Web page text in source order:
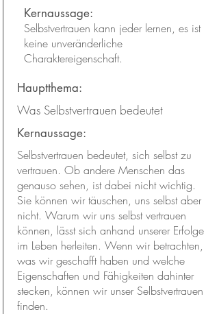
Kernaussage:
Selbstvertrauen kann jeder lernen, es ist
keine unveränderliche
Charaktereigenschaft.
Hauptthema:
Was Selbstvertrauen bedeutet
Kernaussage:
Selbstvertrauen bedeutet, sich selbst zu
vertrauen. Ob andere Menschen das
genauso sehen, ist dabei nicht wichtig.
Sie können wir täuschen, uns selbst aber
nicht. Warum wir uns selbst vertrauen
können, lässt sich anhand unserer Erfolge
im Leben herleiten. Wenn wir betrachten,
was wir geschafft haben und welche
Eigenschaften und Fähigkeiten dahinter
stecken, können wir unser Selbstvertrauen
finden.